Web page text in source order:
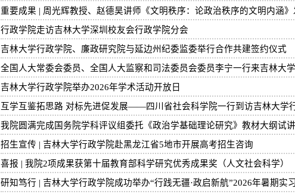
重要成果 | 周光辉教授、赵德昊讲师《文明秩序：论政治秩序的文明内涵》
行政学院走访吉林大学深圳校友会行政学院分会
吉林大学行政学院、廉政研究院与延边州纪委监委举行合作共建签约仪式
全国人大常委会委员、全国人大监察和司法委员会委员李宁一行来吉林大
吉林大学行政学院举办2026年学术活动开放日
互学互鉴拓思路 对标先进促发展——四川省社会科学院一行到访吉林大学
我院圆满完成国务院学科评议组委托《政治学基础理论研究》教材大纲试
招生宣传 | 吉林大学行政学院赴黑龙江省5地市开展高考招生咨询
喜报 | 我院2项成果获第十届教育部科学研究优秀成果奖（人文社会科学）
研知笃行 | 吉林大学行政学院成功举办“行践无疆·政启新航”2026年暑期实